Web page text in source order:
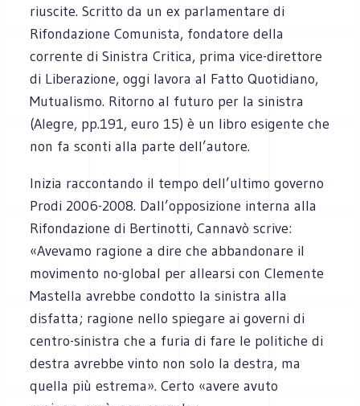
riuscite. Scritto da un ex parlamentare di
Rifondazione Comunista, fondatore della
corrente di Sinistra Critica, prima vice-direttore
di Liberazione, oggi lavora al Fatto Quotidiano,
Mutualismo. Ritorno al futuro per la sinistra
(Alegre, pp.191, euro 15) è un libro esigente che
non fa sconti alla parte dell’autore.
Inizia raccontando il tempo dell’ultimo governo
Prodi 2006-2008. Dall’opposizione interna alla
Rifondazione di Bertinotti, Cannavò scrive:
«Avevamo ragione a dire che abbandonare il
movimento no-global per allearsi con Clemente
Mastella avrebbe condotto la sinistra alla
disfatta; ragione nello spiegare ai governi di
centro-sinistra che a furia di fare le politiche di
destra avrebbe vinto non solo la destra, ma
quella più estrema». Certo «avere avuto